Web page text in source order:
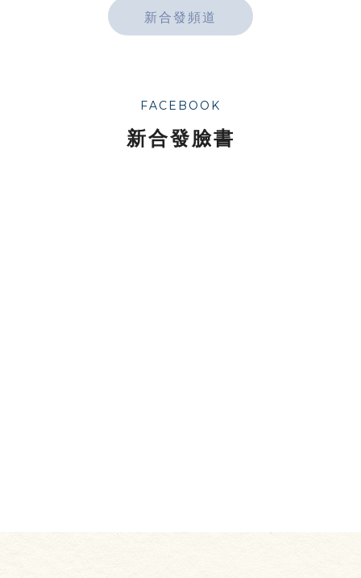
新合發頻道
FACEBOOK
新合發臉書